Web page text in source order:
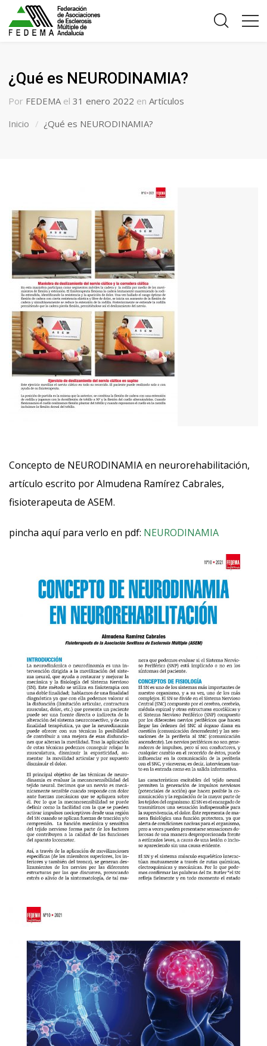
¿Qué es NEURODINAMIA?
Por FEDEMA el 31 enero 2022 en Artículos
Inicio
¿Qué es NEURODINAMIA?
Concepto de NEURODINAMIA en neurorehabilitación,
artículo escrito por Almudena Ramírez Cabrales,
fisioterapeuta de ASEM.
pincha aquí para verlo en pdf: NEURODINAMIA